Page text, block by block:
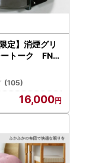
定】消煙グリ
ートーク FN-L
(105)
16,000